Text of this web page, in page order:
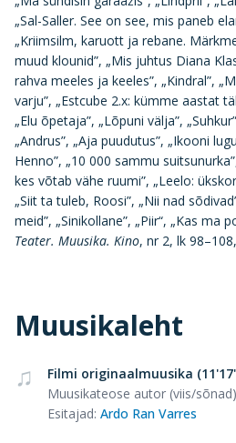
„Sal-Saller. See on see, mis paneb
„Kriimsilm, karuott ja rebane.
muud klounid”, „Mis juhtus Diana
rahva meeles ja keeles”, „Kindral”,
varju”, „Estcube 2.x: kümme aastat
„Elu õpetaja”, „Lõpuni välja”,
„Andrus”, „Aja puudutus”, „Ikooni
Henno”, „10 000 sammu
kes võtab vähe ruumi”, „Leelo:
„Siit ta tuleb, Roosi”, „Nii nad
meid”, „Sinikollane”, „Piir“, „Kas ma
Teater. Muusika. Kino, nr 2, lk
Muusikaleht
Filmi originaalmuusika
Muusikateose autor (viis/sõnad)
Esitajad: Ardo Ran Varres